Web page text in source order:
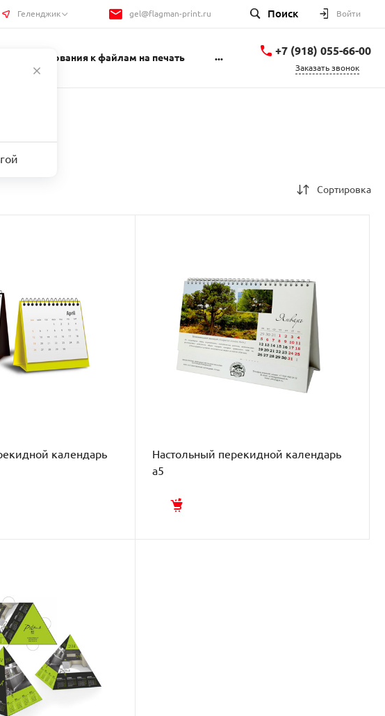
Геленджик gel@flagman-print.ru Поиск Войти
Требования к файлам на печать ... +7 (918) 055-66-00
Заказать звонок
Сортировка
календарь
Настольный перекидной календарь
а5